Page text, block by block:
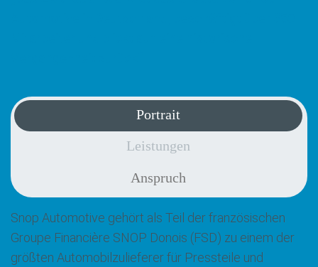
Portrait
Leistungen
Anspruch
Snop Automotive gehört als Teil der französischen
Groupe Financière SNOP Donois (FSD) zu einem der
größten Automobilzulieferer für Pressteile und